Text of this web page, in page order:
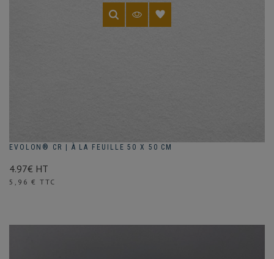
EVOLON® CR | À LA FEUILLE 50 X 50 CM
4.97€ HT
Prix
5,96 € TTC